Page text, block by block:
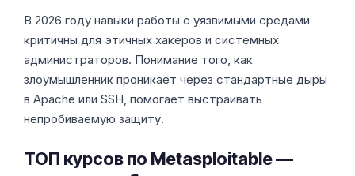
В 2026 году навыки работы с уязвимыми средами
критичны для этичных хакеров и системных
администраторов. Понимание того, как
злоумышленник проникает через стандартные дыры
в Apache или SSH, помогает выстраивать
непробиваемую защиту.
ТОП курсов по Metasploitable —